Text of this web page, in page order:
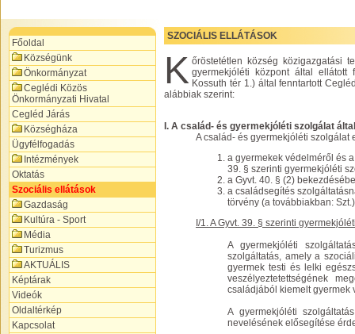
Főoldal
Községünk
Önkormányzat
Ceglédi Közös
Önkormányzati Hivatal
Cegléd Járás
Községháza
Ügyfélfogadás
Intézmények
Oktatás
Szociális ellátások
Gazdaság
Kultúra - Sport
Média
Turizmus
AKTUÁLIS
Képtárak
Videók
Oldaltérkép
Kapcsolat
SZOCIÁLIS ELLÁTÁSOK
K őröstetétlen község közigazgatási
gyermekjóléti központ által ellátott
Kossuth tér 1.) által fenntartott
alábbiak szerint:
I. A család- és gyermekjóléti szolgálat
A család- és gyermekjóléti szolgálat
a gyermekek védelméről és
39. § szerinti gyermekjóléti
a Gyvt. 40. § (2)
a családsegítés
törvény (a továbbiakban:
I/1. A Gyvt. 39. § szerinti
A gyermekjóléti
szolgáltatás, amely a
gyermek testi és lelki
veszélyeztetettségének
családjából kiemelt gyermek
A gyermekjóléti
nevelésének elősegítése